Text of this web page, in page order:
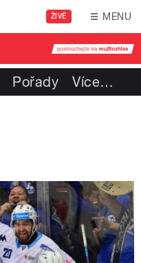
ŽIVĚ MENU
Pořady Více…